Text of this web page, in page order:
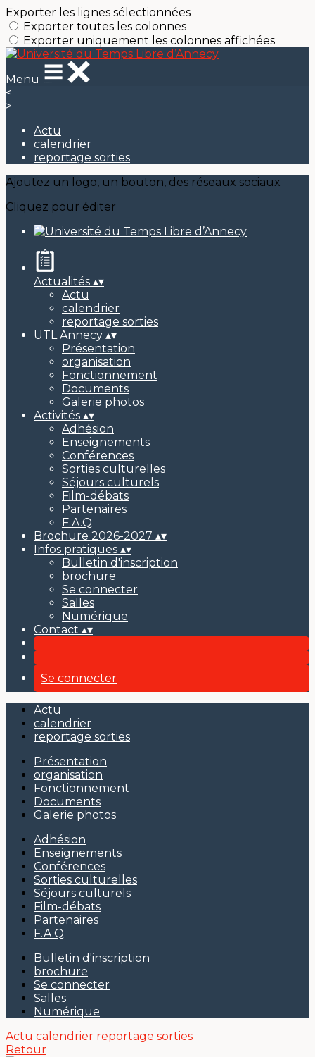
Exporter les lignes sélectionnées
Exporter toutes les colonnes
Exporter uniquement les colonnes affichées
Menu
<
>
Actu
calendrier
reportage sorties
Ajoutez un logo, un bouton, des réseaux sociaux
Cliquez pour éditer
Actualités ▴▾
Actu
calendrier
reportage sorties
UTL Annecy ▴▾
Présentation
organisation
Fonctionnement
Documents
Galerie photos
Activités ▴▾
Adhésion
Enseignements
Conférences
Sorties culturelles
Séjours culturels
Film-débats
Partenaires
F.A.Q
Brochure 2026-2027 ▴▾
Infos pratiques ▴▾
Bulletin d'inscription
brochure
Se connecter
Salles
Numérique
Contact ▴▾
Se connecter
Actu
calendrier
reportage sorties
Présentation
organisation
Fonctionnement
Documents
Galerie photos
Adhésion
Enseignements
Conférences
Sorties culturelles
Séjours culturels
Film-débats
Partenaires
F.A.Q
Bulletin d'inscription
brochure
Se connecter
Salles
Numérique
Actu calendrier reportage sorties
Retour